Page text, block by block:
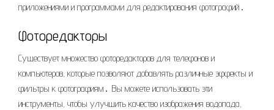
приложениями и программами для редактирования фотографий․
Фоторедакторы
Существует множество фоторедакторов для телефонов и
компьютеров, которые позволяют добавлять различные эффекты и
фильтры к фотографиям․ Вы можете использовать эти
инструменты, чтобы улучшить качество изображения водопада,